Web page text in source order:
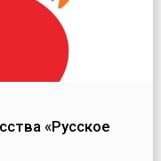
«Русское